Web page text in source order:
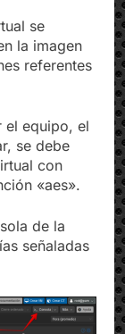
se
la imagen
referentes
equipo, el
se debe
con
de la
señaladas